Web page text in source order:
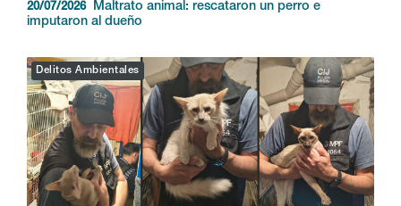
20/07/2026
Maltrato animal: rescataron un perro e
imputaron al dueño
Delitos Ambientales